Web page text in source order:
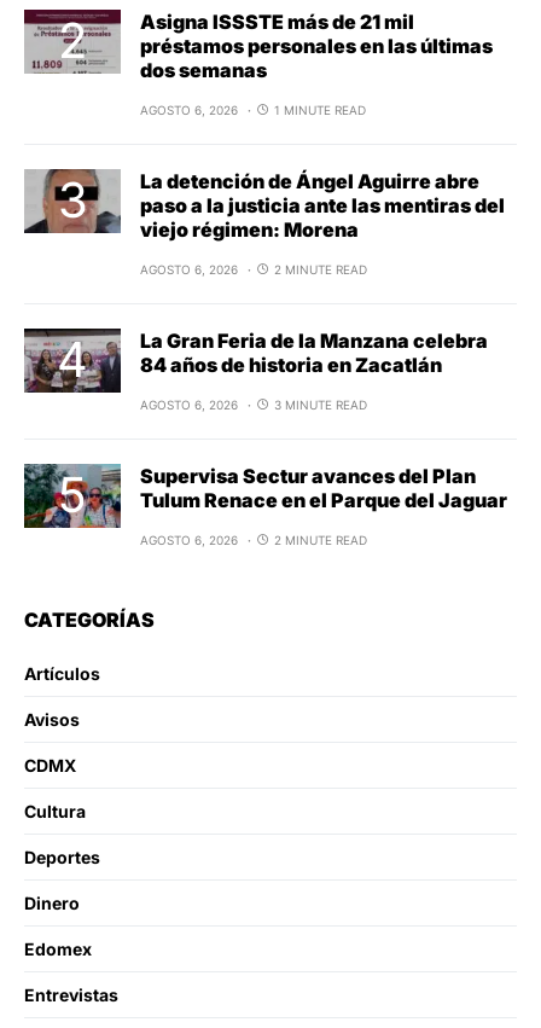
Asigna ISSSTE más de 21 mil
préstamos personales en las últimas
dos semanas
AGOSTO 6, 2026 1 MINUTE READ
La detención de Ángel Aguirre abre
paso a la justicia ante las mentiras del
viejo régimen: Morena
AGOSTO 6, 2026 2 MINUTE READ
La Gran Feria de la Manzana celebra
84 años de historia en Zacatlán
AGOSTO 6, 2026 3 MINUTE READ
Supervisa Sectur avances del Plan
Tulum Renace en el Parque del Jaguar
AGOSTO 6, 2026 2 MINUTE READ
CATEGORÍAS
Artículos
Avisos
CDMX
Cultura
Deportes
Dinero
Edomex
Entrevistas